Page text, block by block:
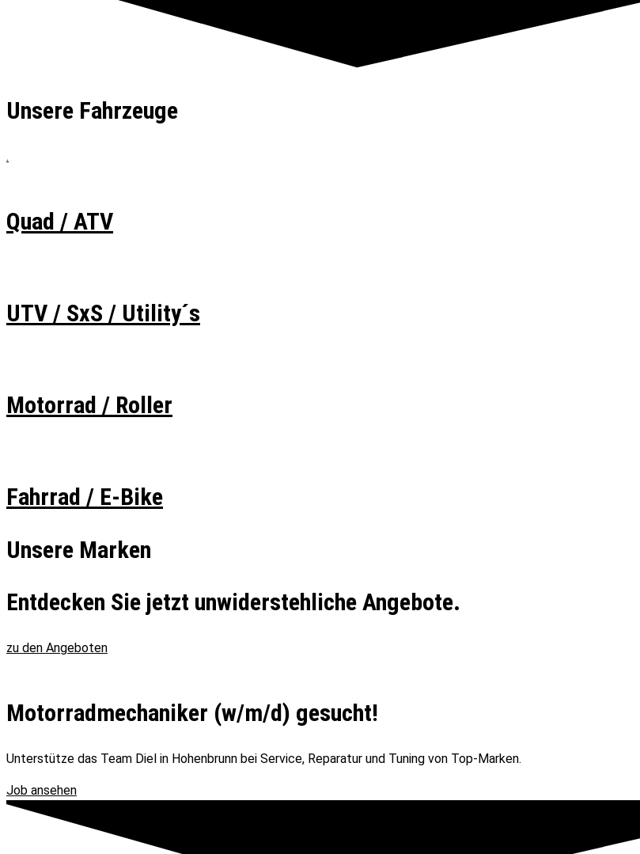
Unsere Fahrzeuge
.
Quad / ATV
UTV / SxS / Utility´s
Motorrad / Roller
Fahrrad / E-Bike
Unsere Marken
Entdecken Sie jetzt unwiderstehliche Angebote.
zu den Angeboten
Motorradmechaniker (w/m/d) gesucht!
Unterstütze das Team Diel in Hohenbrunn bei Service, Reparatur und Tuning von Top-Marken.
Job ansehen